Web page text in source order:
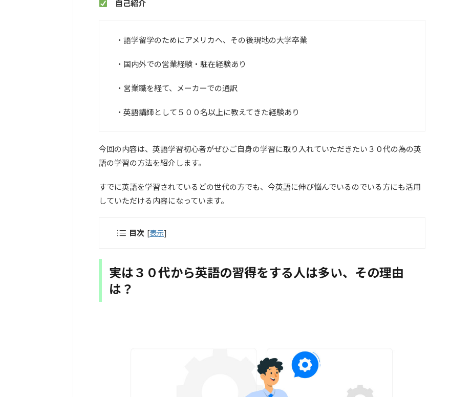
自己紹介
・語学留学のためにアメリカへ、その後現地の大学卒業
・国内外での営業経験・駐在経験あり
・営業職を経て、メーカーでの通訳
・英語講師として５００名以上に教えてきた経験あり
今回の内容は、英語学習初心者がぜひご自身の学習に取り入れていただきたい３０代の為の英
語の学習の方法を紹介します。
すでに英語を学習されているどの世代の方でも、今英語に伸び悩んでいるのでいる方にも活用
していただける内容になっています。
目次 [表示]
実は３０代から英語の習得をする人は多い、その理由
は？